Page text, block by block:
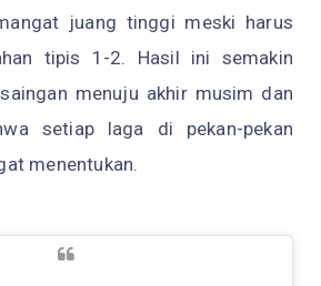
juang tinggi meski harus
tipis 1-2. Hasil ini semakin
menuju akhir musim dan
setiap laga di pekan-pekan
menentukan.